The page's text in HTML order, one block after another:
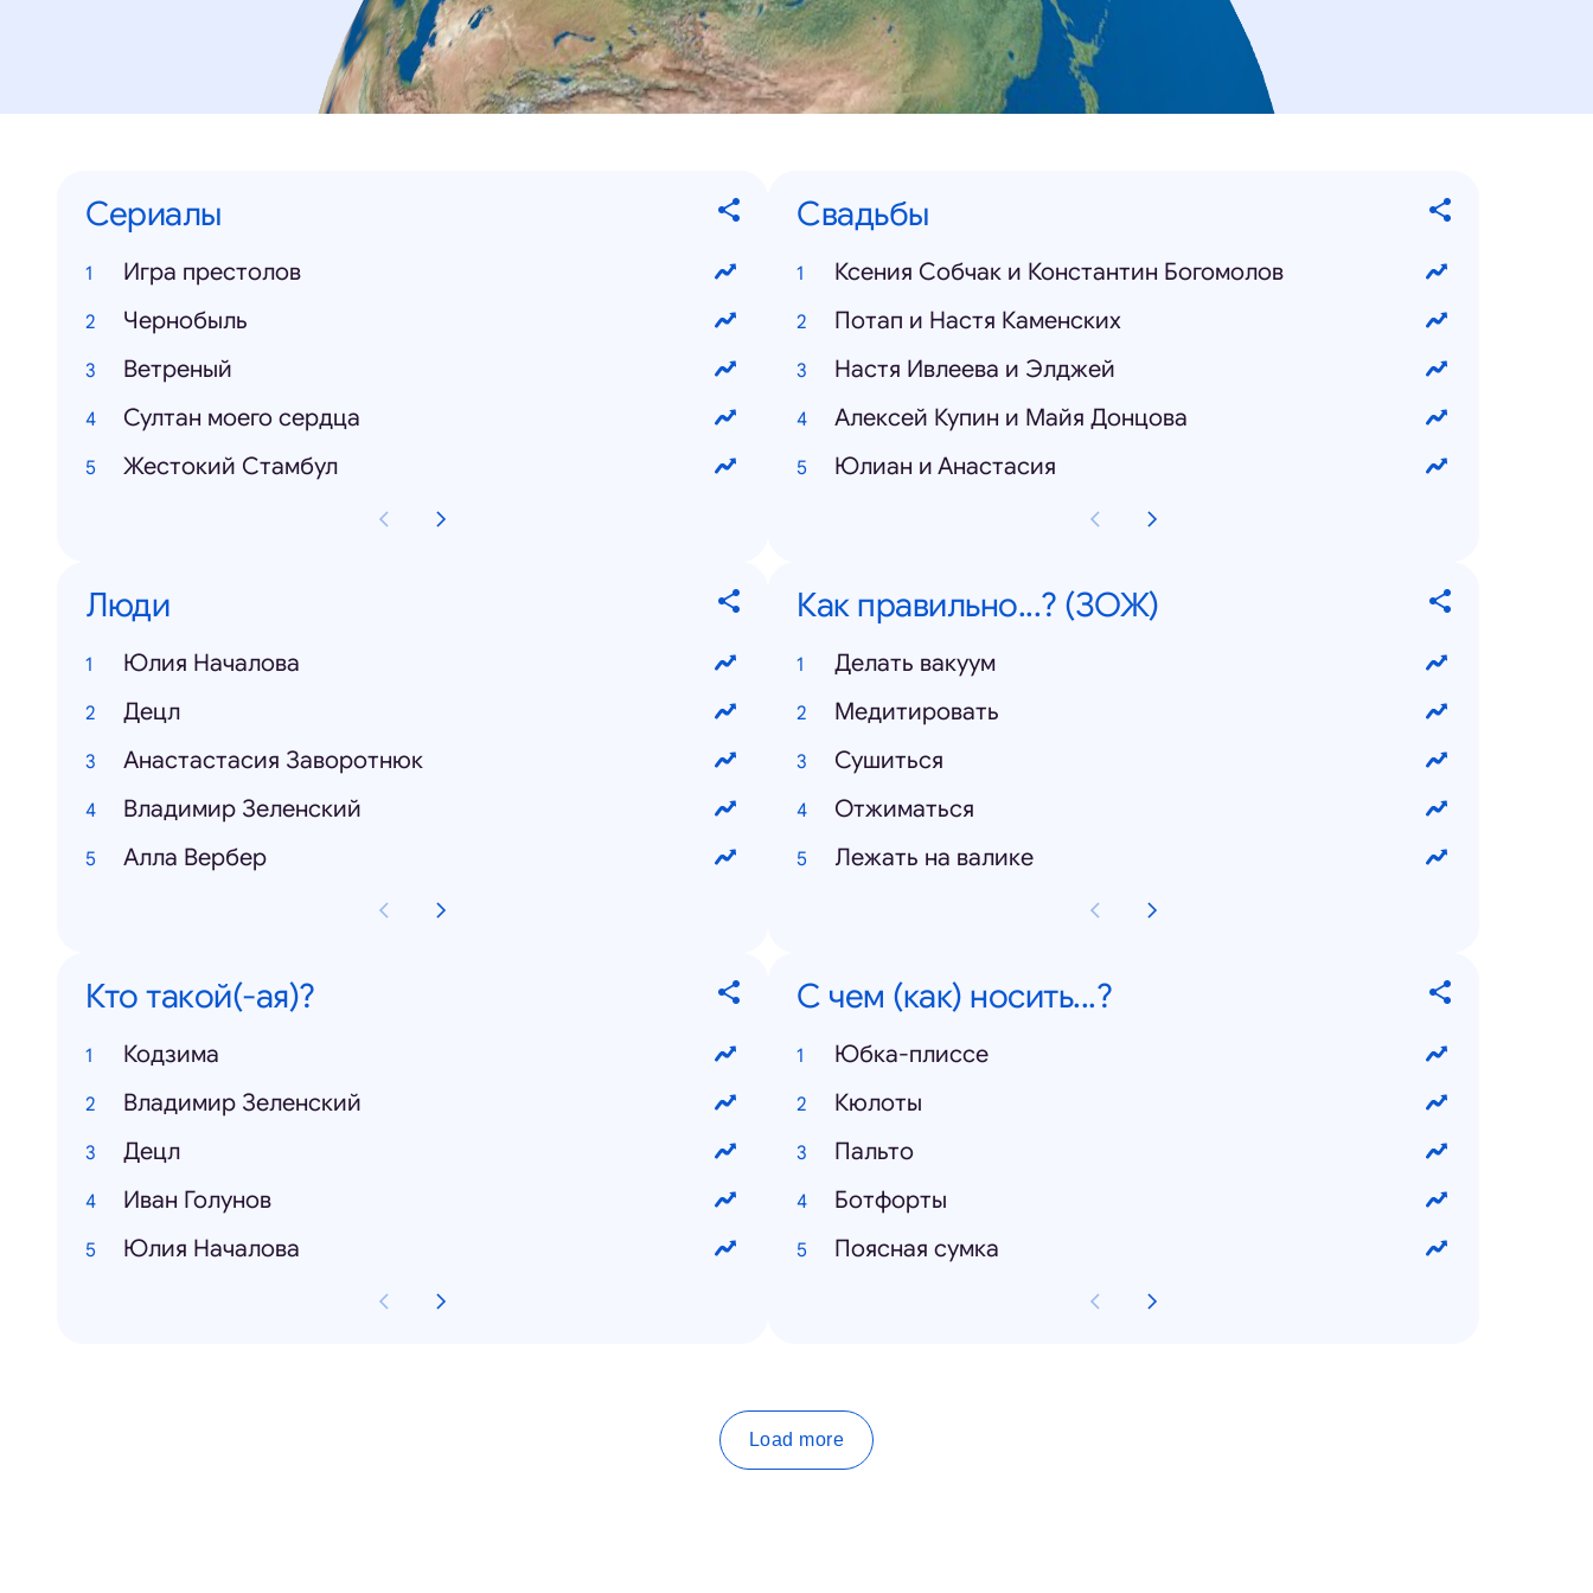
Сериалы
Игра престолов
Чернобыль
Ветреный
Султан моего сердца
Жестокий Стамбул
Свадьбы
Ксения Собчак и Константин Богомолов
Потап и Настя Каменских
Настя Ивлеева и Элджей
Алексей Купин и Майя Донцова
Юлиан и Анастасия
Люди
Юлия Началова
Децл
Анастастасия Заворотнюк
Владимир Зеленский
Алла Вербер
Как правильно...? (ЗОЖ)
Делать вакуум
Медитировать
Сушиться
Отжиматься
Лежать на валике
Кто такой(-ая)?
Кодзима
Владимир Зеленский
Децл
Иван Голунов
Юлия Началова
С чем (как) носить...?
Юбка-плиссе
Кюлоты
Пальто
Ботфорты
Поясная сумка
Load more